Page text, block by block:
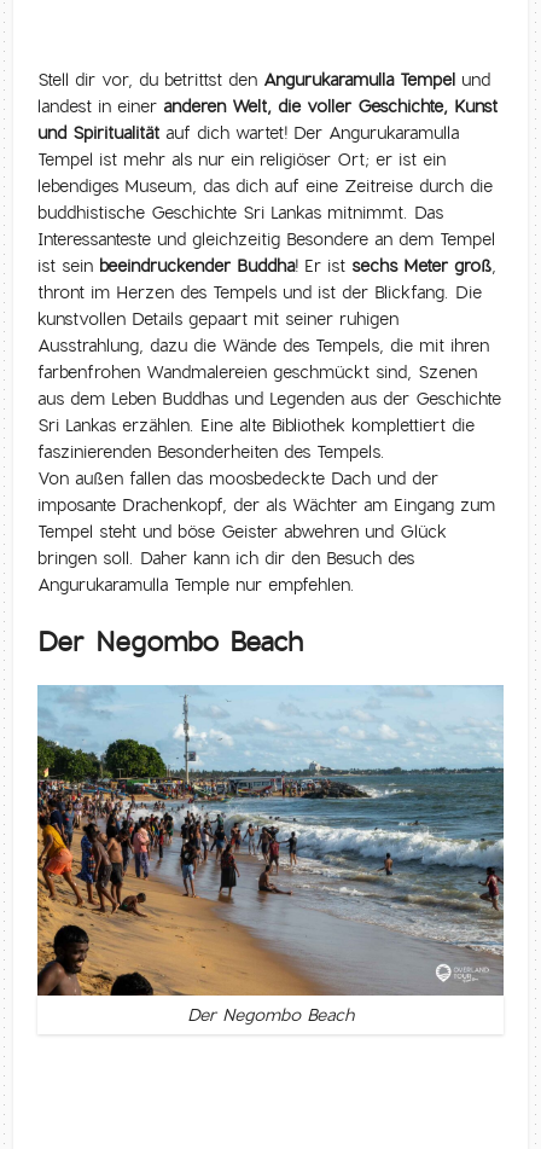
Stell dir vor, du betrittst den Angurukaramulla Tempel und
landest in eineranderen Welt, die voller Geschichte, Kunst
und Spiritualität auf dich wartet! Der Angurukaramulla
Tempel ist mehr als nur ein religiöser Ort; er ist ein
lebendiges Museum, das dich auf eine Zeitreise durch die
buddhistische Geschichte Sri Lankas mitnimmt. Das
Interessanteste und gleichzeitig Besondere an dem Tempel
ist sein beeindruckender Buddha! Er ist sechs Meter groß
thront im Herzen des Tempels und ist der Blickfang. Die
kunstvollen Details gepaart mit seiner ruhigen
Ausstrahlung, dazu die Wände des Tempels, die mit ihren
farbenfrohen Wandmalereien geschmückt sind, Szenen
aus dem Leben Buddhas und Legenden aus der Geschichte
Sri Lankas erzählen. Eine alte Bibliothek komplettiert die
faszinierenden Besonderheiten des Tempels.
Von außen fallen das moosbedeckte Dach und der
imposante Drachenkopf, der als Wächter am Eingang zum
Tempel steht und böse Geister abwehren und Glück
bringen soll. Daher kann ich dir den Besuch des
Angurukaramulla Temple nur empfehlen.
Der Negombo Beach
Der Negombo Beach